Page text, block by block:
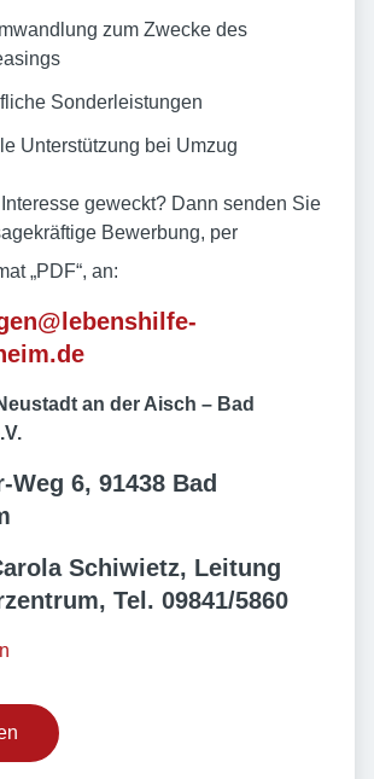
zum Zwecke des
Sonderleistungen
Unterstützung bei Umzug
geweckt? Dann senden Sie
Bewerbung, per
„PDF“, an:
an der Aisch – Bad
Weg 6, 91438 Bad
Schiwietz, Leitung
Tel. 09841/5860